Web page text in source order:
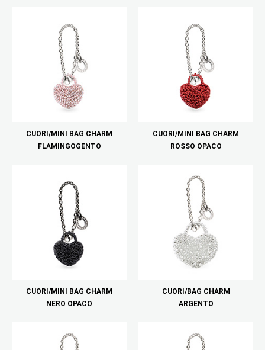
CUORI/MINI BAG CHARM
FLAMINGOGENTO
CUORI/MINI BAG CHARM
ROSSO OPACO
CUORI/MINI BAG CHARM
NERO OPACO
CUORI/BAG CHARM
ARGENTO